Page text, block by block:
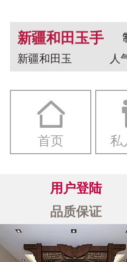
新疆和田玉手
串 龙生九子
新疆和田玉
人
首页 私
用户登陆
品质保证